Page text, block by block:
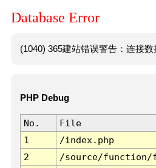
Database Error
(1040) 365建站错误警告：连接
PHP Debug
No. File
1
/index.php
2
/source/function/